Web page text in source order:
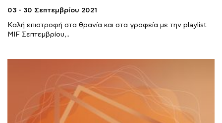
03 - 30 Σεπτεμβρίου 2021
Καλή επιστροφή στα θρανία και στα γραφεία με την playlist
MIF Σεπτεμβρίου,..